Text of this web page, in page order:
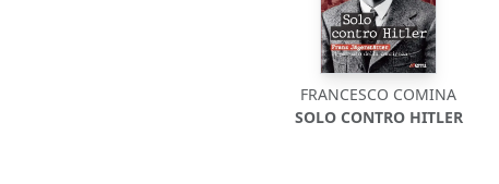
FRANCESCO COMINA
SOLO CONTRO HITLER